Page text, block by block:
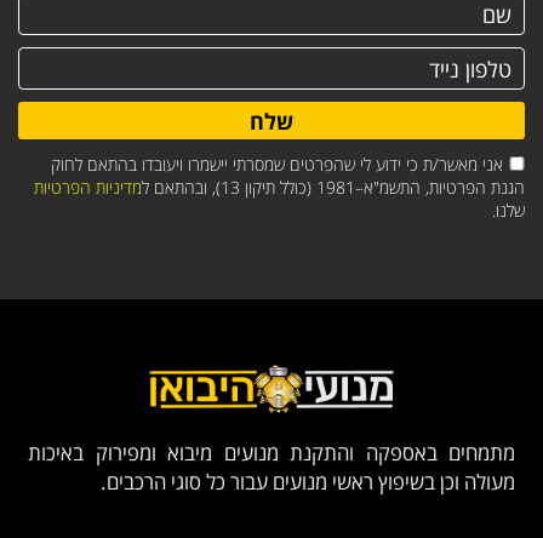
אני מאשר/ת כי ידוע לי שהפרטים שמסרתי יישמרו ויעובדו בהתאם לחוק
הגנת הפרטיות, התשמ"א–1981 (כולל תיקון 13), ובהתאם ל
מדיניות הפרטיות
שלנו.
שלח
מתמחים באספקה והתקנת מנועים מיבוא ומפירוק באיכות
מעולה וכן בשיפוץ ראשי מנועים עבור כל סוגי הרכבים.